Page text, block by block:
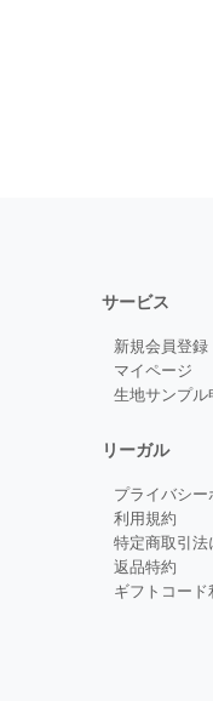
ボトム
ラウンド
ポケット
なし
ボタン
高瀬貝
ボタン糸
WHITE
サービス
新規会員登録
マイページ
生地サンプ
リーガル
プライバシー
利用規約
特定商取引
返品特約
ギフトコード